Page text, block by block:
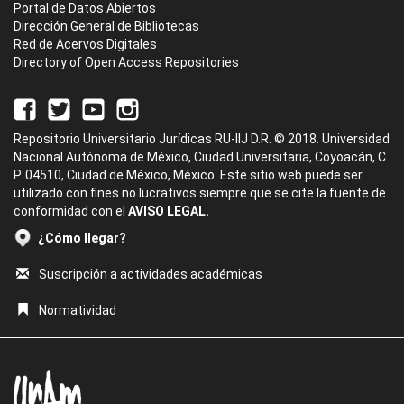
Portal de Datos Abiertos
Dirección General de Bibliotecas
Red de Acervos Digitales
Directory of Open Access Repositories
Repositorio Universitario Jurídicas RU-IIJ D.R. © 2018. Universidad
Nacional Autónoma de México, Ciudad Universitaria, Coyoacán, C.
P. 04510, Ciudad de México, México. Este sitio web puede ser
utilizado con fines no lucrativos siempre que se cite la fuente de
conformidad con el AVISO LEGAL.
¿Cómo llegar?
Suscripción a actividades académicas
Normatividad